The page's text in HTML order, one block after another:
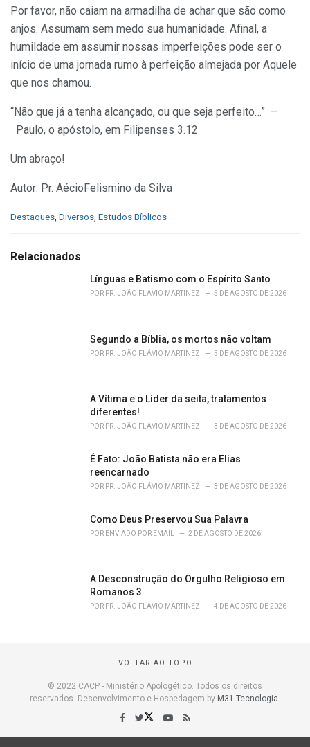
Por favor, não caiam na armadilha de achar que são como
anjos. Assumam sem medo sua humanidade. Afinal, a
humildade em assumir nossas imperfeições pode ser o
início de uma jornada rumo à perfeição almejada por Aquele
que nos chamou.
“Não que já a tenha alcançado, ou que seja perfeito…” –
Paulo, o apóstolo, em Filipenses 3.12
Um abraço!
Autor: Pr. AécioFelismino da Silva
C
e
Destaques Diversos Estudos Bíblicos
Relacionados
Línguas e Batismo com o Espírito Santo
POR PR. JOÃO FLÁVIO MARTINEZ 5 DE AGOSTO DE 2026
Segundo a Bíblia, os mortos não voltam
POR PR. JOÃO FLÁVIO MARTINEZ 5 DE AGOSTO DE 2026
A Vítima e o Líder da seita, tratamentos
diferentes!
POR PR. JOÃO FLÁVIO MARTINEZ 3 DE AGOSTO DE 2026
É Fato: João Batista não era Elias
reencarnado
POR PR. JOÃO FLÁVIO MARTINEZ 3 DE AGOSTO DE 2026
Como Deus Preservou Sua Palavra
POR ENVIADO POR EMAIL 2 DE AGOSTO DE 2026
A Desconstrução do Orgulho Religioso em
Romanos 3
POR PR. JOÃO FLÁVIO MARTINEZ 4 DE AGOSTO DE 2026
VOLTAR AO TOPO
© 2022 CACP - Ministério Apologético. Todos os direitos
reservados. Desenvolvimento e Hospedagem by M31 Tecnologia.